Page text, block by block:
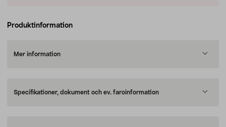
Produktinformation
Mer information
Specifikationer, dokument och ev. faroinformation